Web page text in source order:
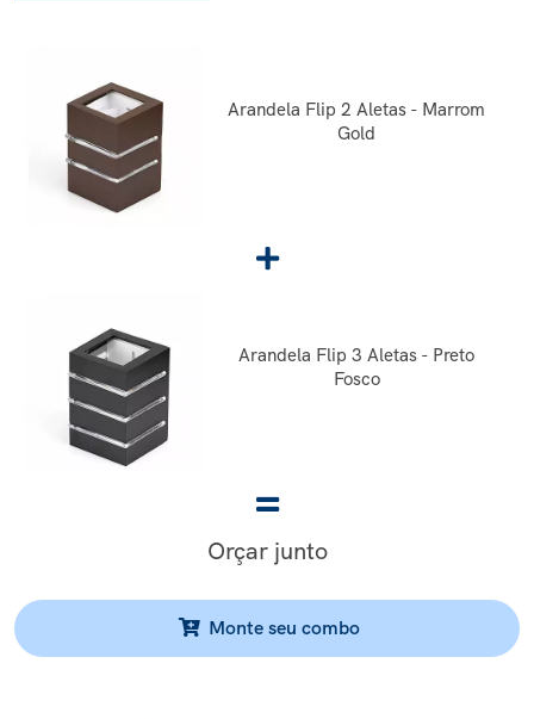
Arandela Flip 2 Aletas - Marrom
Gold
Arandela Flip 3 Aletas - Preto
Fosco
Orçar junto
Monte seu combo